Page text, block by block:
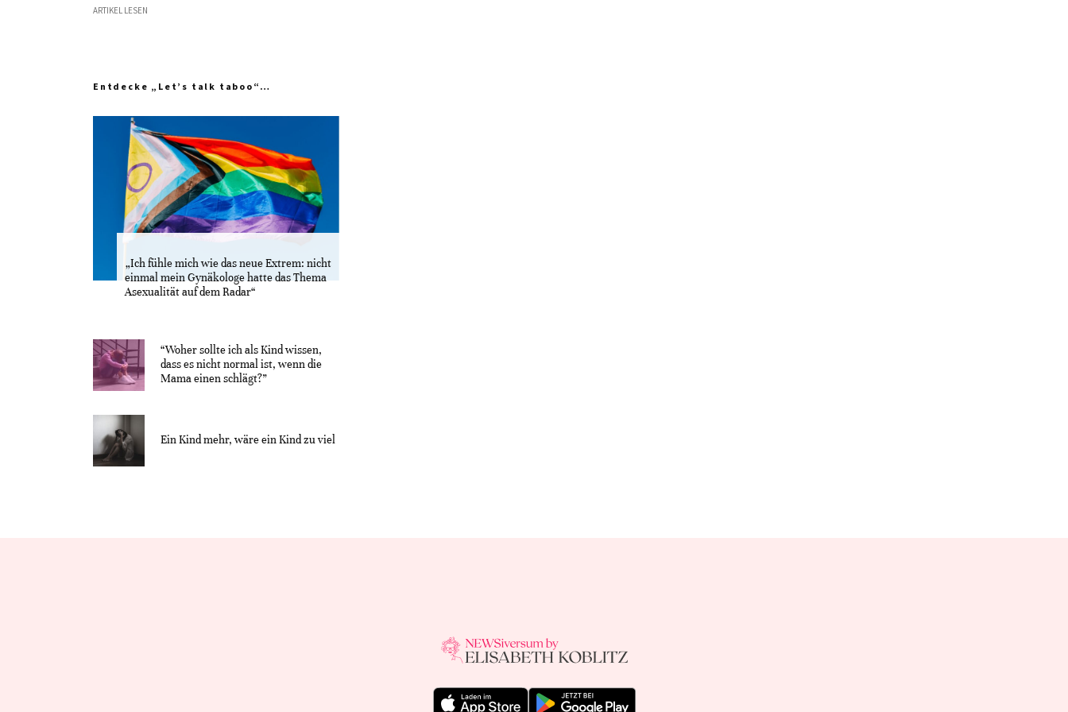
ARTIKEL LESEN
Entdecke „Let’s talk taboo“…
„Ich fühle mich wie das neue Extrem: nicht
einmal mein Gynäkologe hatte das Thema
Asexualität auf dem Radar“
“Woher sollte ich als Kind wissen,
dass es nicht normal ist, wenn die
Mama einen schlägt?”
Ein Kind mehr, wäre ein Kind zu viel